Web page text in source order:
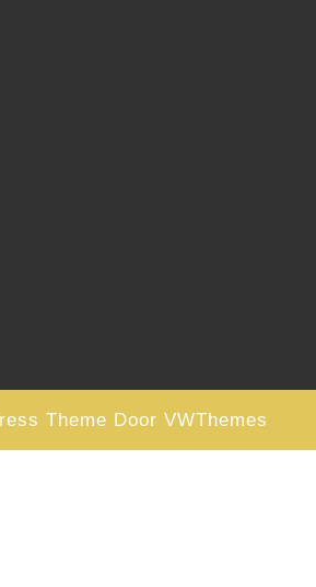
Theme Door VWThemes